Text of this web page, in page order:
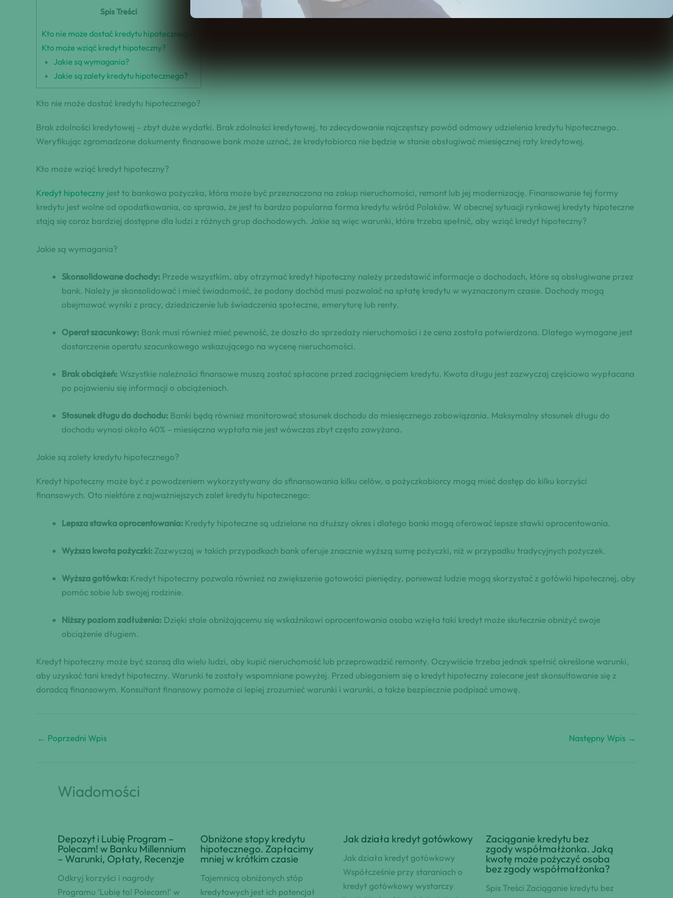
Spis Treści
Kto nie może dostać kredytu hipotecznego?
Kto może wziąć kredyt hipoteczny?
Jakie są wymagania?
Jakie są zalety kredytu hipotecznego?
Kto nie może dostać kredytu hipotecznego?
Brak zdolności kredytowej – zbyt duże wydatki. Brak zdolności kredytowej, to zdecydowanie najczęstszy powód odmowy udzielenia kredytu hipotecznego.
Weryfikując zgromadzone dokumenty finansowe bank może uznać, że kredytobiorca nie będzie w stanie obsługiwać miesięcznej raty kredytowej.
Kto może wziąć kredyt hipoteczny?
Kredyt hipoteczny jest to bankowa pożyczka, która może być przeznaczona na zakup nieruchomości, remont lub jej modernizację. Finansowanie tej formy
kredytu jest wolne od opodatkowania, co sprawia, że jest to bardzo popularna forma kredytu wśród Polaków. W obecnej sytuacji rynkowej kredyty hipoteczne
stają się coraz bardziej dostępne dla ludzi z różnych grup dochodowych. Jakie są więc warunki, które trzeba spełnić, aby wziąć kredyt hipoteczny?
Jakie są wymagania?
Skonsolidowane dochody: Przede wszystkim, aby otrzymać kredyt hipoteczny należy przedstawić informacje o dochodach, które są obsługiwane przez
bank. Należy je skonsolidować i mieć świadomość, że podany dochód musi pozwalać na spłatę kredytu w wyznaczonym czasie. Dochody mogą
obejmować wyniki z pracy, dziedziczenie lub świadczenia społeczne, emeryturę lub renty.
Operat szacunkowy: Bank musi również mieć pewność, że doszło do sprzedaży nieruchomości i że cena została potwierdzona. Dlatego wymagane jest
dostarczenie operatu szacunkowego wskazującego na wycenę nieruchomości.
Brak obciążeń: Wszystkie należności finansowe muszą zostać spłacone przed zaciągnięciem kredytu. Kwota długu jest zazwyczaj częściowo wypłacana
po pojawieniu się informacji o obciążeniach.
Stosunek długu do dochodu: Banki będą również monitorować stosunek dochodu do miesięcznego zobowiązania. Maksymalny stosunek długu do
dochodu wynosi około 40% – miesięczna wypłata nie jest wówczas zbyt często zawyżana.
Jakie są zalety kredytu hipotecznego?
Kredyt hipoteczny może być z powodzeniem wykorzystywany do sfinansowania kilku celów, a pożyczkobiorcy mogą mieć dostęp do kilku korzyści
finansowych. Oto niektóre z najważniejszych zalet kredytu hipotecznego:
Lepsza stawka oprocentowania: Kredyty hipoteczne są udzielane na dłuższy okres i dlatego banki mogą oferować lepsze stawki oprocentowania.
Wyższa kwota pożyczki: Zazwyczaj w takich przypadkach bank oferuje znacznie wyższą sumę pożyczki, niż w przypadku tradycyjnych pożyczek.
Wyższa gotówka: Kredyt hipoteczny pozwala również na zwiększenie gotowości pieniędzy, ponieważ ludzie mogą skorzystać z gotówki hipotecznej, aby
pomóc sobie lub swojej rodzinie.
Niższy poziom zadłużenia: Dzięki stale obniżającemu się wskaźnikowi oprocentowania osoba wzięła taki kredyt może skutecznie obniżyć swoje
obciążenie długiem.
Kredyt hipoteczny może być szansą dla wielu ludzi, aby kupić nieruchomość lub przeprowadzić remonty. Oczywiście trzeba jednak spełnić określone warunki,
aby uzyskać tani kredyt hipoteczny. Warunki te zostały wspomniane powyżej. Przed ubieganiem się o kredyt hipoteczny zalecane jest skonsultowanie się z
doradcą finansowym. Konsultant finansowy pomoże ci lepiej zrozumieć warunki i warunki, a także bezpiecznie podpisać umowę.
← Poprzedni Wpis Następny Wpis →
Wiadomości
Depozyt i Lubię Program –
Polecam! w Banku Millennium
– Warunki, Opłaty, Recenzje
Odkryj korzyści i nagrody
Programu 'Lubię to! Polecam!' w
Obniżone stopy kredytu
hipotecznego. Zapłacimy
mniej w krótkim czasie
Tajemnicą obniżonych stóp
kredytowych jest ich potencjał
Jak działa kredyt gotówkowy
Jak działa kredyt gotówkowy
Współcześnie przy staraniach o
kredyt gotówkowy wystarczy
Zaciąganie kredytu bez
zgody współmałżonka. Jaką
kwotę może pożyczyć osoba
bez zgody współmałżonka?
Spis Treści Zaciąganie kredytu bez